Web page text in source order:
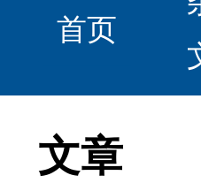
首页
文章